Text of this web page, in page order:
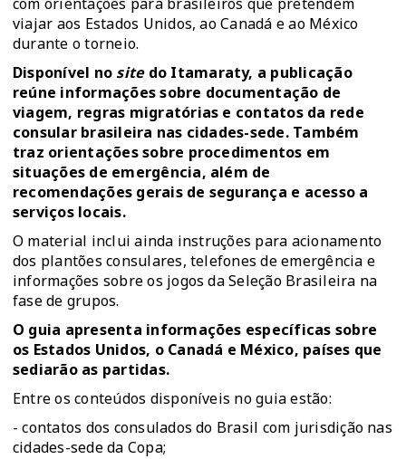
viajar aos Estados Unidos, ao Canadá e ao México
durante o torneio.
Disponível no sitedo Itamaraty, a publicação
reúne informações sobre documentação de
viagem, regras migratórias e contatos da rede
consular brasileira nas cidades-sede. Também
traz orientações sobre procedimentos em
situações de emergência, além de
recomendações gerais de segurança e acesso a
serviços locais.
O material inclui ainda instruções para acionamento
dos plantões consulares, telefones de emergência e
informações sobre os jogos da Seleção Brasileira na
fase de grupos.
O guia apresenta informações específicas sobre
os Estados Unidos, o Canadá e México, países que
sediarão as partidas.
Entre os conteúdos disponíveis no guia estão:
- contatos dos consulados do Brasil com jurisdição nas
cidades-sede da Copa;